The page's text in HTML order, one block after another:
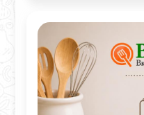
длиннозерного
желтой моркови и
блюдо для тех,
и аутентичный